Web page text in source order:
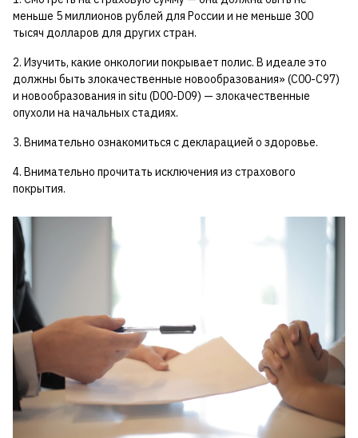
меньше 5 миллионов рублей для России и не меньше 300
тысяч долларов для других стран.
2. Изучить, какие онкологии покрывает полис. В идеале это
должны быть злокачественные новообразования» (С00-С97)
и новообразования in situ (D00-D09) — злокачественные
опухоли на начальных стадиях.
3. Внимательно ознакомиться с декларацией о здоровье.
4. Внимательно прочитать исключения из страхового
покрытия.